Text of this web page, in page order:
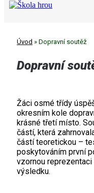
Úvod » Dopravní soutěž
Dopravní
Žáci osmé třídy
okresním kole
krásné třetí místo.
částí, která
částí teoretickou –
poskytováním první
vzornou
výsledku.